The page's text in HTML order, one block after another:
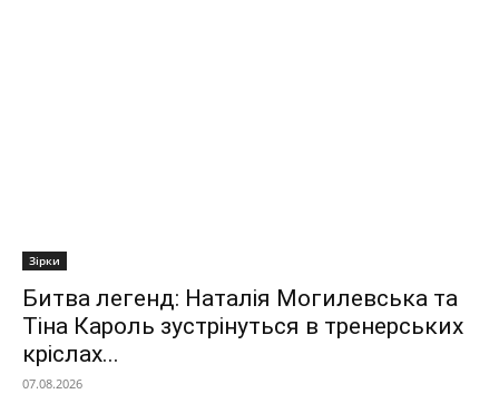
Зірки
Битва легенд: Наталія Могилевська та
Тіна Кароль зустрінуться в тренерських
кріслах...
07.08.2026